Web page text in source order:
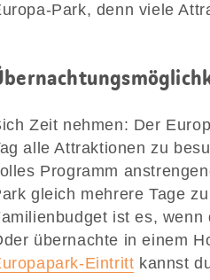
Park, denn viele
Zeit nehmen: Der
alle Attraktionen zu
Programm
gleich mehrere Tage
ist es, wenn
übernachte in einem
Eintritt kannst